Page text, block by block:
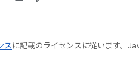
スに記載のライセンスに従います。